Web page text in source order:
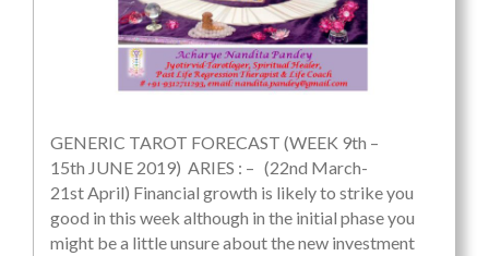
GENERIC TAROT FORECAST (WEEK 9th –
15th JUNE 2019) ARIES : – (22nd March-
21st April) Financial growth is likely to strike you
good in this week although in the initial phase you
might be a little unsure about the new investment